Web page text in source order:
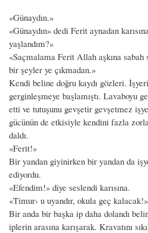
«Günaydın.»
«Günaydın» dedi Ferit aynadan
yaşlandım?»
«Saçmalama Ferit Allah aşkına
bir şeyler ye çıkmadan.»
Kendi beline doğru kaydı gözleri.
gerginleşmeye başlamıştı. Lavaboyu
etti ve tutuşunu gevşetir gevşetmez
gücünün de etkisiyle kendini fazla
daldı.
«Ferit!»
Bir yandan giyinirken bir yandan da
ediyordu.
«Efendim!» diye seslendi karısına.
«Timur› u uyandır, okula geç kalacak!»
Bir anda bir başka ip daha dolandı
iplerin arasına karışarak. Kravatını